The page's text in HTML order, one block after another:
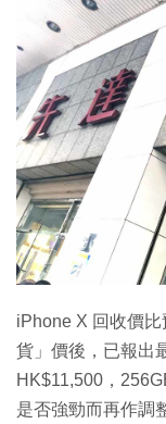
EduTech
IT Times
生成式AI與雲端應用
Enterprise Digital
特集
iPhone X 回收價
貨」價後，已報出
HK$11,500，
是否強勁而再作調